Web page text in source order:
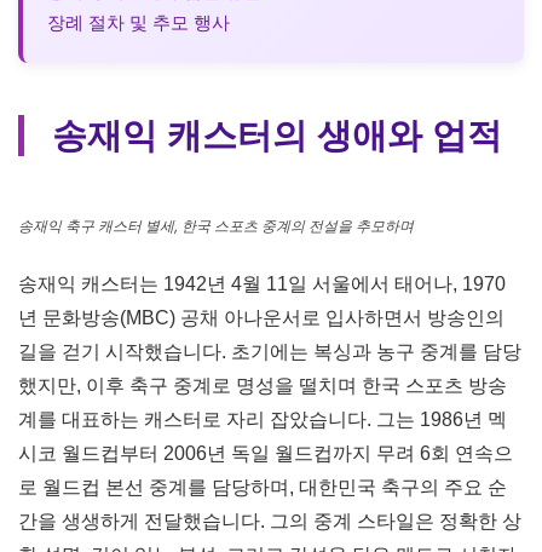
장례 절차 및 추모 행사
송재익 캐스터의 생애와 업적
송재익 축구 캐스터 별세, 한국 스포츠 중계의 전설을 추모하며